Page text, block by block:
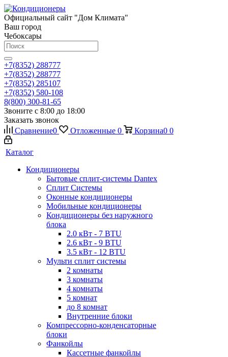
Официальный сайт "Дом Климата"
Ваш город
Чебоксары
+7(8352) 288777
+7(8352) 288777
+7(8352) 285107
+7(8352) 580-108
8(800) 300-81-65
Звоните с 8:00 до 18:00
Заказать звонок
Сравнение0 Отложенные 0 Корзина0 0
Каталог
Кондиционеры
Бытовые сплит-системы Dantex
Сплит Системы
Оконные кондиционеры
Мобильные кондиционеры
Кондиционеры без наружного
блока
2.0 кВт - 7 BTU
2.6 кВт - 9 BTU
3.5 кВт - 12 BTU
Мульти сплит системы
2 комнаты
3 комнаты
4 комнаты
5 комнат
до 8 комнат
Внутренние блоки
Компрессорно-конденсаторные
блоки
Фанкойлы
Кассетные фанкойлы